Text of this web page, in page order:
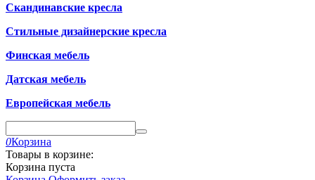
Скандинавские кресла
Стильные дизайнерские кресла
Финская мебель
Датская мебель
Европейская мебель
0Корзина
Товары в корзине:
Корзина пуста